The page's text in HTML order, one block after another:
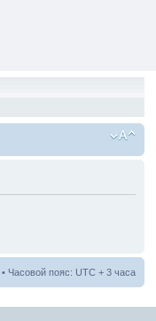
• Часовой пояс: UTC + 3 часа